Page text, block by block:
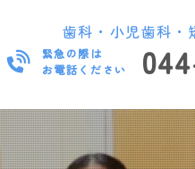
歯科・小児歯科
緊急の際は
お電話ください